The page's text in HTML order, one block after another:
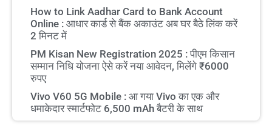
How to Link Aadhar Card to Bank Account
Online : आधार कार्ड से बैंक अकाउंट अब घर बैठे लिंक करें
2 मिनट में
PM Kisan New Registration 2025 : पीएम किसान
सम्मान निधि योजना ऐसे करें नया आवेदन, मिलेंगे ₹6000
रुपए
Vivo V60 5G Mobile : आ गया Vivo का एक और
धमाकेदार स्मार्टफोट 6,500 mAh बैटरी के साथ